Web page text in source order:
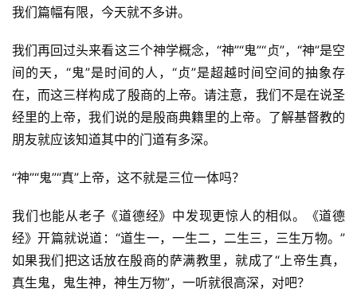
我们篇幅有限，今天就不多讲。
我们再回过头来看这三个神学概念，“神”“鬼”“贞”，“神”是空
间的天，“鬼”是时间的人，“贞”是超越时间空间的抽象存
在，而这三样构成了殷商的上帝。请注意，我们不是在说圣
经里的上帝，我们说的是殷商典籍里的上帝。了解基督教的
朋友就应该知道其中的门道有多深。
“神”“鬼”“真”上帝，这不就是三位一体吗？
我们也能从老子《道德经》中发现更惊人的相似。《道德
经》开篇就说道：“道生一，一生二，二生三，三生万物。”
如果我们把这话放在殷商的萨满教里，就成了“上帝生真，
真生鬼，鬼生神，神生万物”，一听就很高深，对吧？